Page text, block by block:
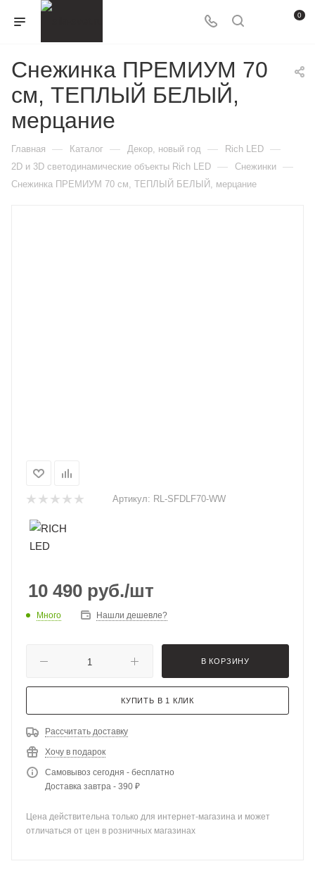
0
Снежинка ПРЕМИУМ 70
см, ТЕПЛЫЙ БЕЛЫЙ,
мерцание
Главная — Каталог — Декор, новый год — Rich LED —
2D и 3D cветодинамические объекты Rich LED — Снежинки —
Снежинка ПРЕМИУМ 70 см, ТЕПЛЫЙ БЕЛЫЙ, мерцание
Артикул: RL-SFDLF70-WW
10 490 руб./шт
Много Нашли дешевле?
В КОРЗИНУ
КУПИТЬ В 1 КЛИК
Рассчитать доставку
Хочу в подарок
Самовывоз сегодня - бесплатно
Доставка завтра - 390 ₽
Цена действительна только для интернет-магазина и может
отличаться от цен в розничных магазинах